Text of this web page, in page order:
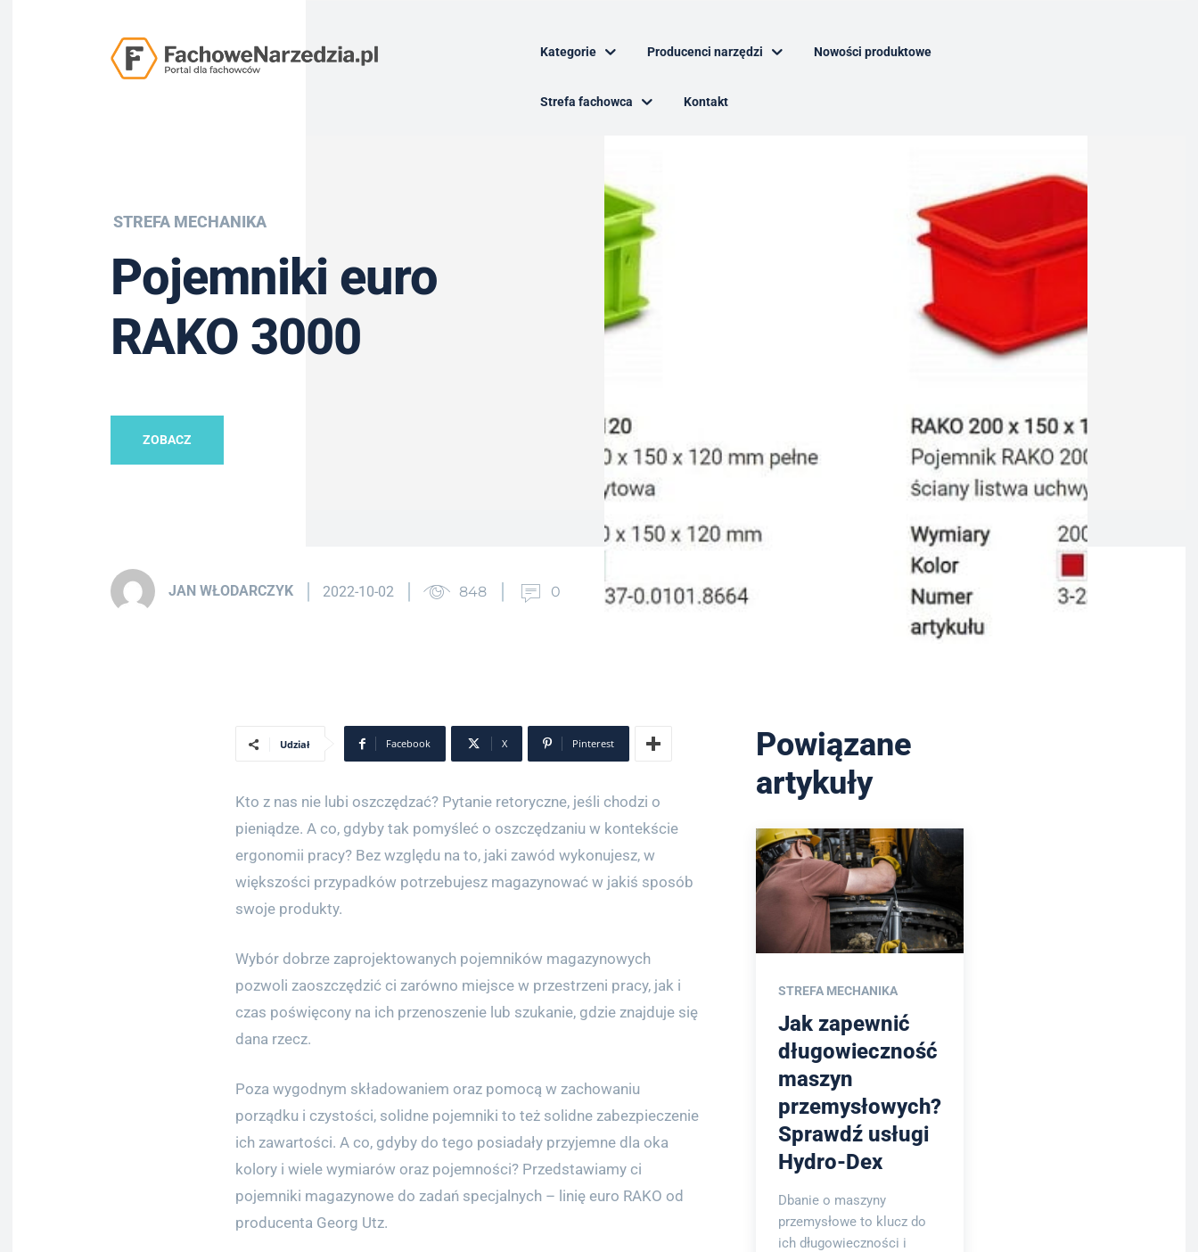
Kategorie Producenci narzędzi Nowości produktowe
Strefa fachowca Kontakt
STREFA MECHANIKA
Pojemniki euro
RAKO 3000
ZOBACZ
JAN WŁODARCZYK 2022-10-02 848 0
Udział Facebook X Pinterest
Kto z nas nie lubi oszczędzać? Pytanie retoryczne, jeśli chodzi o
pieniądze. A co, gdyby tak pomyśleć o oszczędzaniu w kontekście
ergonomii pracy? Bez względu na to, jaki zawód wykonujesz, w
większości przypadków potrzebujesz magazynować w jakiś sposób
swoje produkty.
Wybór dobrze zaprojektowanych pojemników magazynowych
pozwoli zaoszczędzić ci zarówno miejsce w przestrzeni pracy, jak i
czas poświęcony na ich przenoszenie lub szukanie, gdzie znajduje się
dana rzecz.
Poza wygodnym składowaniem oraz pomocą w zachowaniu
porządku i czystości, solidne pojemniki to też solidne zabezpieczenie
ich zawartości. A co, gdyby do tego posiadały przyjemne dla oka
kolory i wiele wymiarów oraz pojemności? Przedstawiamy ci
pojemniki magazynowe do zadań specjalnych – linię euro RAKO od
producenta Georg Utz.
Powiązane
artykuły
STREFA MECHANIKA
Jak zapewnić
długowieczność
maszyn
przemysłowych?
Sprawdź usługi
Hydro-Dex
Dbanie o maszyny
przemysłowe to klucz do
ich długowieczności i